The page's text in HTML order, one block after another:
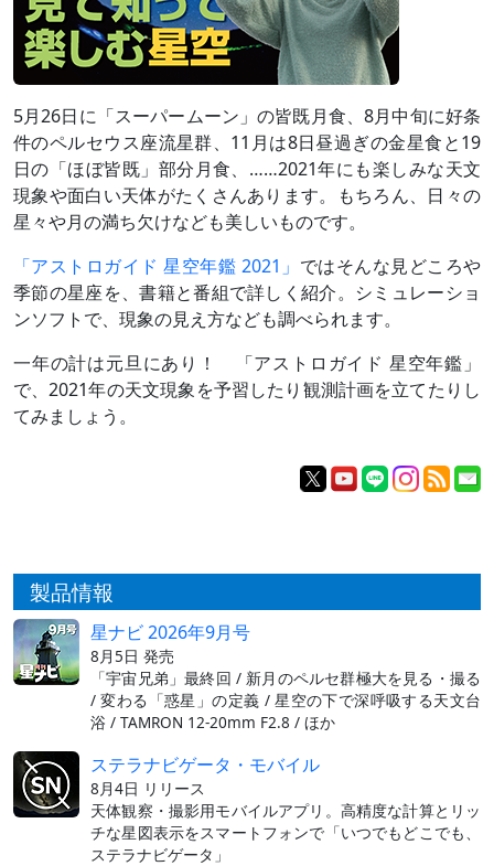
5月26日に「スーパームーン」の皆既月食、8月中旬に好条
件のペルセウス座流星群、11月は8日昼過ぎの金星食と19
日の「ほぼ皆既」部分月食、……2021年にも楽しみな天文
現象や面白い天体がたくさんあります。もちろん、日々の
星々や月の満ち欠けなども美しいものです。
「アストロガイド 星空年鑑 2021」 ではそんな見どころや
季節の星座を、書籍と番組で詳しく紹介。シミュレーショ
ンソフトで、現象の見え方なども調べられます。
一年の計は元旦にあり！ 「アストロガイド 星空年鑑」
で、2021年の天文現象を予習したり観測計画を立てたりし
てみましょう。
製品情報
星ナビ 2026年9月号
8月5日 発売
「宇宙兄弟」最終回 / 新月のペルセ群極大を見る・撮る
/ 変わる「惑星」の定義 / 星空の下で深呼吸する天文台
浴 / TAMRON 12-20mm F2.8 / ほか
ステラナビゲータ・モバイル
8月4日 リリース
天体観察・撮影用モバイルアプリ。高精度な計算とリッ
チな星図表示をスマートフォンで「いつでもどこでも、
ステラナビゲータ」